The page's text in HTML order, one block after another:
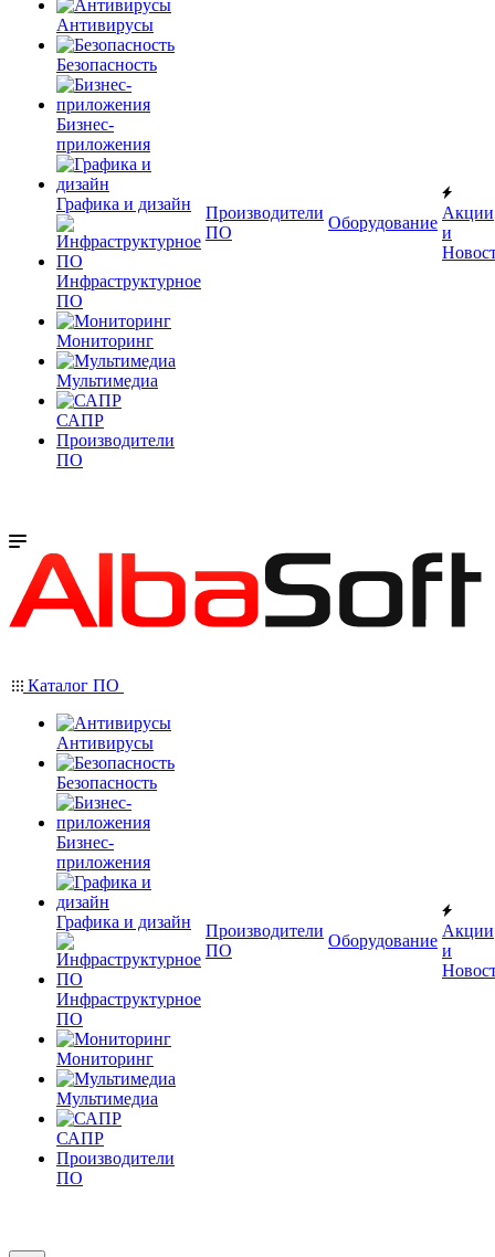
Антивирусы
Безопасность
Бизнес-
приложения
Графика и дизайн
Инфраструктурное
ПО
Мониторинг
Мультимедиа
САПР
Производители
ПО
Производители
ПО
Оборудование
Акции
и
Каталог ПО
Антивирусы
Безопасность
Бизнес-
приложения
Графика и дизайн
Инфраструктурное
ПО
Мониторинг
Мультимедиа
САПР
Производители
ПО
Производители
ПО
Оборудование
Акции
и